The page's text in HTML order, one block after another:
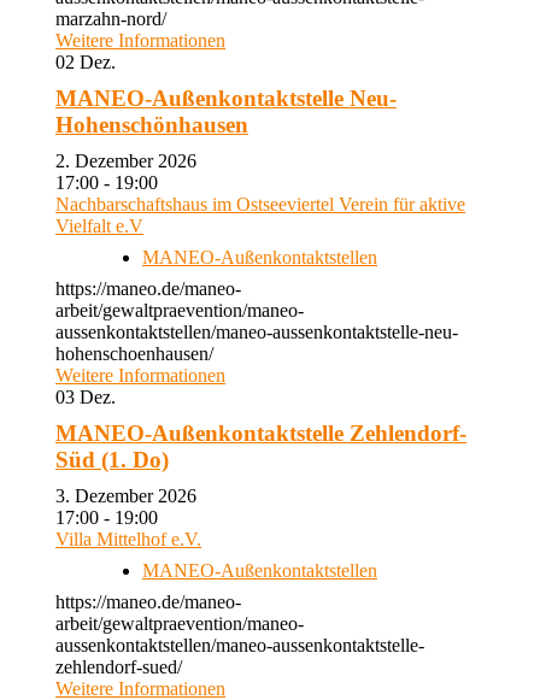
marzahn-nord/
Weitere Informationen
02 Dez.
MANEO-Außenkontaktstelle Neu-
Hohenschönhausen
2. Dezember 2026
17:00 - 19:00
Nachbarschaftshaus im Ostseeviertel Verein für aktive
Vielfalt e.V
MANEO-Außenkontaktstellen
https://maneo.de/maneo-
arbeit/gewaltpraevention/maneo-
aussenkontaktstellen/maneo-aussenkontaktstelle-neu-
hohenschoenhausen/
Weitere Informationen
03 Dez.
MANEO-Außenkontaktstelle Zehlendorf-
Süd (1. Do)
3. Dezember 2026
17:00 - 19:00
Villa Mittelhof e.V.
MANEO-Außenkontaktstellen
https://maneo.de/maneo-
arbeit/gewaltpraevention/maneo-
aussenkontaktstellen/maneo-aussenkontaktstelle-
zehlendorf-sued/
Weitere Informationen